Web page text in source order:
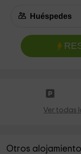
Ver todas
Otros